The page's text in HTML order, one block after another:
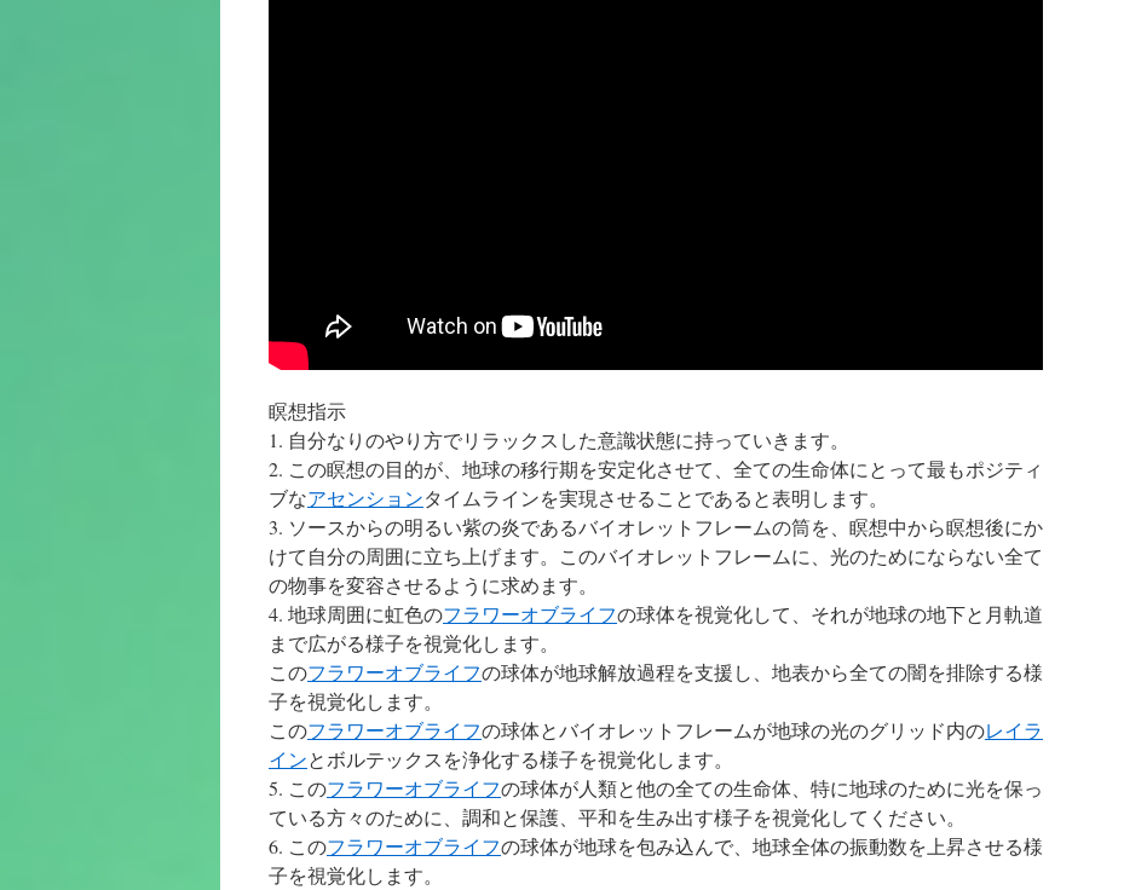
瞑想指示
1. 自分なりのやり方でリラックスした意識状態に持っていきます。
2. この瞑想の目的が、地球の移行期を安定化させて、全ての生命体にとって最もポジティ
ブなアセンションタイムラインを実現させることであると表明します。
3. ソースからの明るい紫の炎であるバイオレットフレームの筒を、瞑想中から瞑想後にか
けて自分の周囲に立ち上げます。このバイオレットフレームに、光のためにならない全て
の物事を変容させるように求めます。
4. 地球周囲に虹色のフラワーオブライフの球体を視覚化して、それが地球の地下と月軌道
まで広がる様子を視覚化します。
このフラワーオブライフの球体が地球解放過程を支援し、地表から全ての闇を排除する様
子を視覚化します。
このフラワーオブライフの球体とバイオレットフレームが地球の光のグリッド内のレイラ
インとボルテックスを浄化する様子を視覚化します。
5. このフラワーオブライフの球体が人類と他の全ての生命体、特に地球のために光を保っ
ている方々のために、調和と保護、平和を生み出す様子を視覚化してください。
6. このフラワーオブライフの球体が地球を包み込んで、地球全体の振動数を上昇させる様
子を視覚化します。